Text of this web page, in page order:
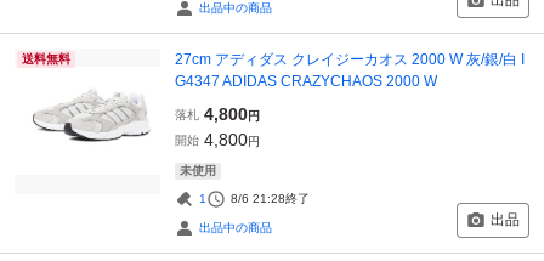
出品中の商品
送料無料
27cm アディダス クレイジーカオス 2000 W 灰/銀/白 I
G4347 ADIDAS CRAZYCHAOS 2000 W
落札 4,800円
開始 4,800円
未使用
1 8/6 21:28終了
出品中の商品 出品